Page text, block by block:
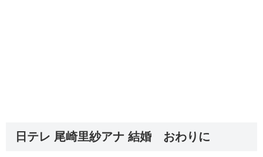
日テレ 尾崎里紗アナ 結婚 おわりに